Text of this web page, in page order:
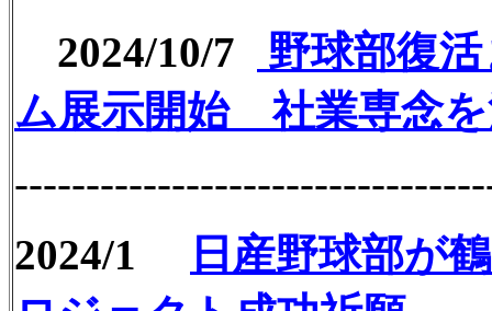
2024/10/7
野球部復
ム展示開始 社業専念
2024/1
日産野球部が